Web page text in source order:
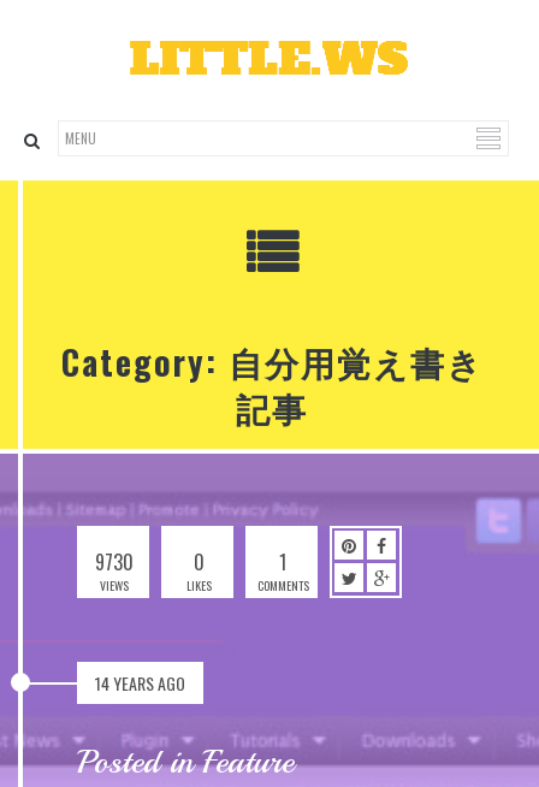
Category: 自分用覚え書き
記事
9730
VIEWS
0
LIKES
1
COMMENTS
14 YEARS AGO
Posted in Feature